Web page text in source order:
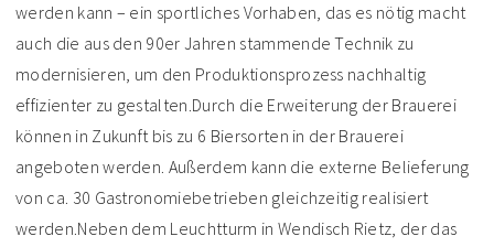
werden kann – ein sportliches Vorhaben, das es nötig macht
auch die aus den 90er Jahren stammende Technik zu
modernisieren, um den Produktionsprozess nachhaltig
effizienter zu gestalten.Durch die Erweiterung der Brauerei
können in Zukunft bis zu 6 Biersorten in der Brauerei
angeboten werden. Außerdem kann die externe Belieferung
von ca. 30 Gastronomiebetrieben gleichzeitig realisiert
werden.Neben dem Leuchtturm in Wendisch Rietz, der das